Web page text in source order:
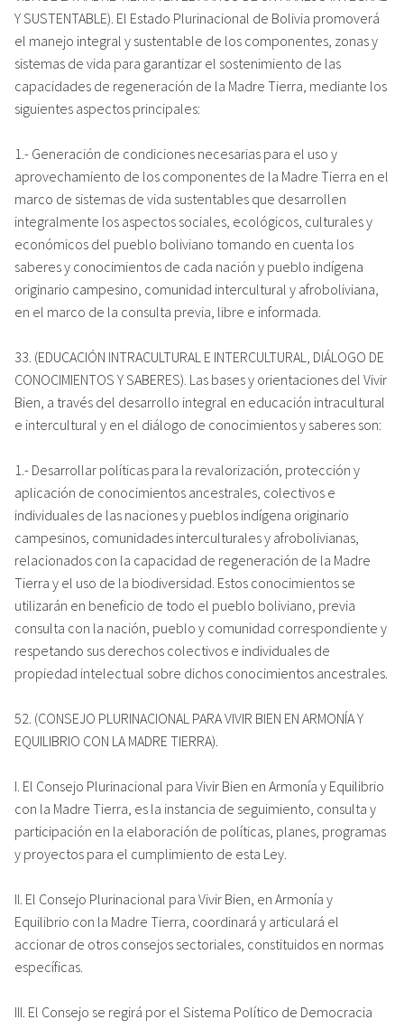
Y SUSTENTABLE). El Estado Plurinacional de Bolivia promoverá
el manejo integral y sustentable de los componentes, zonas y
sistemas de vida para garantizar el sostenimiento de las
capacidades de regeneración de la Madre Tierra, mediante los
siguientes aspectos principales:
1.- Generación de condiciones necesarias para el uso y
aprovechamiento de los componentes de la Madre Tierra en el
marco de sistemas de vida sustentables que desarrollen
integralmente los aspectos sociales, ecológicos, culturales y
económicos del pueblo boliviano tomando en cuenta los
saberes y conocimientos de cada nación y pueblo indígena
originario campesino, comunidad intercultural y afroboliviana,
en el marco de la consulta previa, libre e informada.
33. (EDUCACIÓN INTRACULTURAL E INTERCULTURAL, DIÁLOGO DE
CONOCIMIENTOS Y SABERES). Las bases y orientaciones del Vivir
Bien, a través del desarrollo integral en educación intracultural
e intercultural y en el diálogo de conocimientos y saberes son:
1.- Desarrollar políticas para la revalorización, protección y
aplicación de conocimientos ancestrales, colectivos e
individuales de las naciones y pueblos indígena originario
campesinos, comunidades interculturales y afrobolivianas,
relacionados con la capacidad de regeneración de la Madre
Tierra y el uso de la biodiversidad. Estos conocimientos se
utilizarán en beneficio de todo el pueblo boliviano, previa
consulta con la nación, pueblo y comunidad correspondiente y
respetando sus derechos colectivos e individuales de
propiedad intelectual sobre dichos conocimientos ancestrales.
52. (CONSEJO PLURINACIONAL PARA VIVIR BIEN EN ARMONÍA Y
EQUILIBRIO CON LA MADRE TIERRA).
I. El Consejo Plurinacional para Vivir Bien en Armonía y Equilibrio
con la Madre Tierra, es la instancia de seguimiento, consulta y
participación en la elaboración de políticas, planes, programas
y proyectos para el cumplimiento de esta Ley.
II. El Consejo Plurinacional para Vivir Bien, en Armonía y
Equilibrio con la Madre Tierra, coordinará y articulará el
accionar de otros consejos sectoriales, constituidos en normas
específicas.
III. El Consejo se regirá por el Sistema Político de Democracia